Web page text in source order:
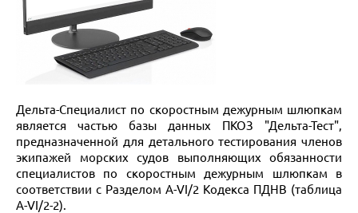
Дельта-Специалист по скоростным дежурным шлюпкам
является частью базы данных ПКОЗ "Дельта-Тест",
предназначенной для детального тестирования членов
экипажей морских судов выполняющих обязанности
специалистов по скоростным дежурным шлюпкам в
соответствии с Разделом A-VI/2 Кодекса ПДНВ (таблица
A-VI/2-2).